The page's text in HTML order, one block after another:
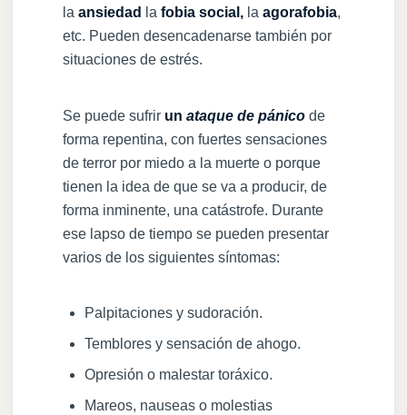
la ansiedad la fobia social, la agorafobia,
etc. Pueden desencadenarse también por
situaciones de estrés.
Se puede sufrir un ataque de pánico de
forma repentina, con fuertes sensaciones
de terror por miedo a la muerte o porque
tienen la idea de que se va a producir, de
forma inminente, una catástrofe. Durante
ese lapso de tiempo se pueden presentar
varios de los siguientes síntomas:
Palpitaciones y sudoración.
Temblores y sensación de ahogo.
Opresión o malestar toráxico.
Mareos, nauseas o molestias